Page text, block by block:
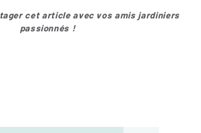
cet article avec vos amis jardiniers
passionnés !